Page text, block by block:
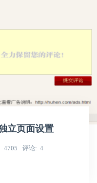
立页面设置
4705 评论 4